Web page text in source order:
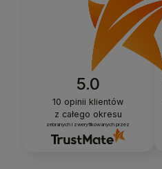
5.0
10 opinii klientów
z całego okresu
zebranych i zweryfikowanych przez